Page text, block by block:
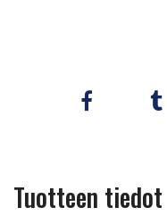
Tuotteen tiedot